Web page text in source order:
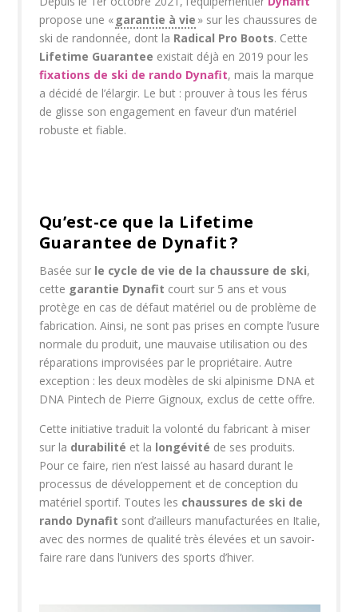
propose une « garantie à vie » sur les chaussures de
ski de randonnée, dont la Radical Pro Boots. Cette
Lifetime Guarantee existait déjà en 2019 pour les
fixations de ski de rando Dynafit, mais la marque
a décidé de l’élargir. Le but : prouver à tous les férus
de glisse son engagement en faveur d’un matériel
robuste et fiable.
Qu’est-ce que la Lifetime
Guarantee de Dynafit ?
Basée sur le cycle de vie de la chaussure de ski,
cette garantie Dynafit court sur 5 ans et vous
protège en cas de défaut matériel ou de problème de
fabrication. Ainsi, ne sont pas prises en compte l’usure
normale du produit, une mauvaise utilisation ou des
réparations improvisées par le propriétaire. Autre
exception : les deux modèles de ski alpinisme DNA et
DNA Pintech de Pierre Gignoux, exclus de cette offre.
Cette initiative traduit la volonté du fabricant à miser
sur la durabilité et la longévité de ses produits.
Pour ce faire, rien n’est laissé au hasard durant le
processus de développement et de conception du
matériel sportif. Toutes les chaussures de ski de
rando Dynafit sont d’ailleurs manufacturées en Italie,
avec des normes de qualité très élevées et un savoir-
faire rare dans l’univers des sports d’hiver.